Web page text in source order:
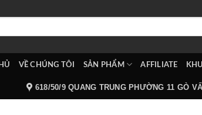
VỀ CHÚNG TÔI SẢN PHẨM AFFILIATE
618/50/9 QUANG TRUNG PHƯỜNG 11 GÒ